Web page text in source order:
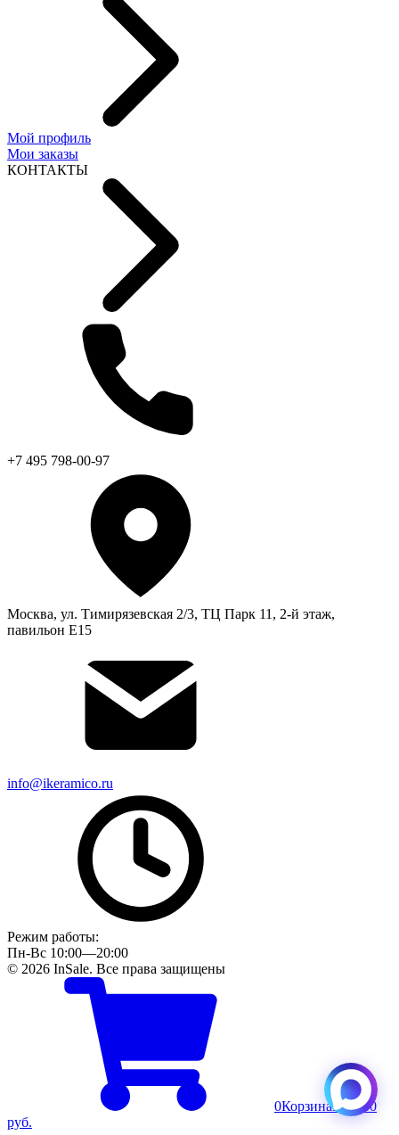
Мой профиль
Мои заказы
КОНТАКТЫ
+7 495 798-00-97
Москва, ул. Тимирязевская 2/3, ТЦ Парк 11, 2-й этаж,
павильон Е15
info@ikeramico.ru
Режим работы:
Пн-Вс 10:00—20:00
© 2026 InSale. Все права защищены
0КорзинаПусто0
руб.